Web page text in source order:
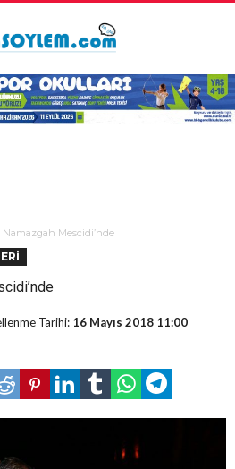
Mescidi’nde
Tarihi: 16 Mayıs 2018 11:00